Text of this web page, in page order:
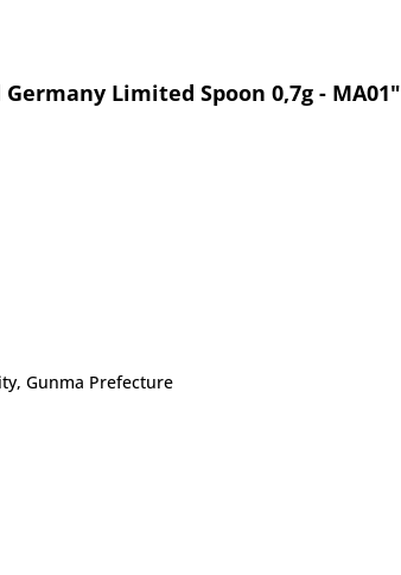
Limited Spoon 0,7g - MA01"
Gunma Prefecture